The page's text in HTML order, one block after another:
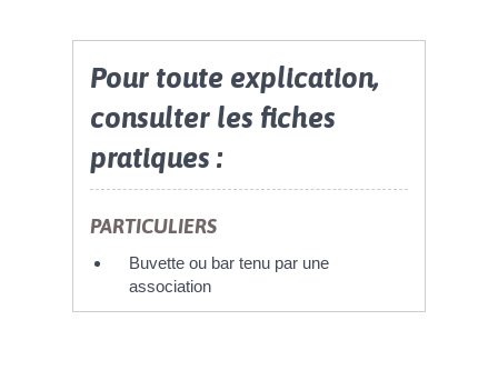
Pour toute explication,
consulter les fiches
pratiques :
PARTICULIERS
Buvette ou bar tenu par une
association